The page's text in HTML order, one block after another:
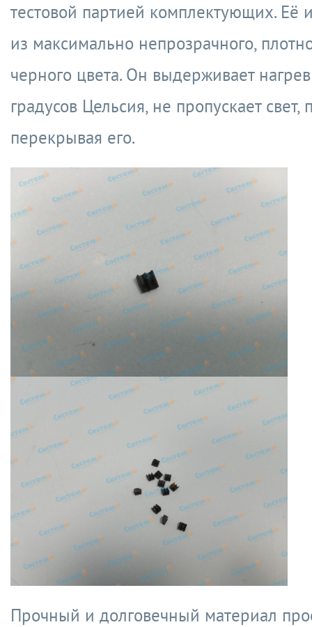
тестовой партией комплектующих. Её
из максимально непрозрачного,
черного цвета. Он выдерживает
градусов Цельсия, не пропускает свет,
перекрывая его.
Прочный и долговечный материал